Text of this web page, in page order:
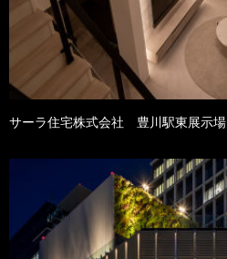
サーラ住宅株式会社 豊川駅東展示場